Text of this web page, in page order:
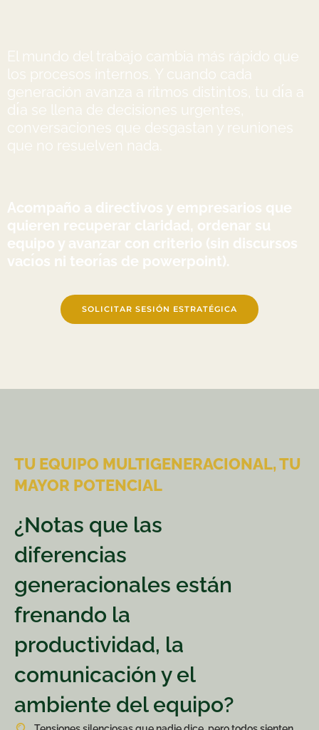
El mundo del trabajo cambia más rápido que
los procesos internos. Y cuando cada
generación avanza a ritmos distintos, tu dı́a a
dı́a se llena de decisiones urgentes,
conversaciones que desgastan y reuniones
que no resuelven nada.
Acompaño a directivos y empresarios que
quieren recuperar claridad, ordenar su
equipo y avanzar con criterio (sin discursos
vacı́os ni teorı́as de powerpoint).
SOLICITAR SESIÓN ESTRATÉGICA
TU EQUIPO MULTIGENERACIONAL, TU
MAYOR POTENCIAL
¿Notas que las
diferencias
generacionales están
frenando la
productividad, la
comunicación y el
ambiente del equipo?